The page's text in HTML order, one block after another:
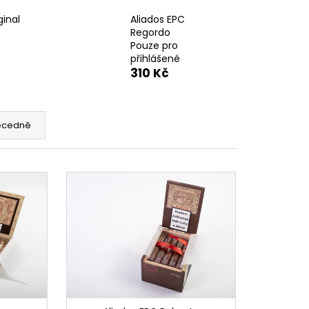
Aliados EPC
Regordo
Pouze pro
přihlášené
310 Kč